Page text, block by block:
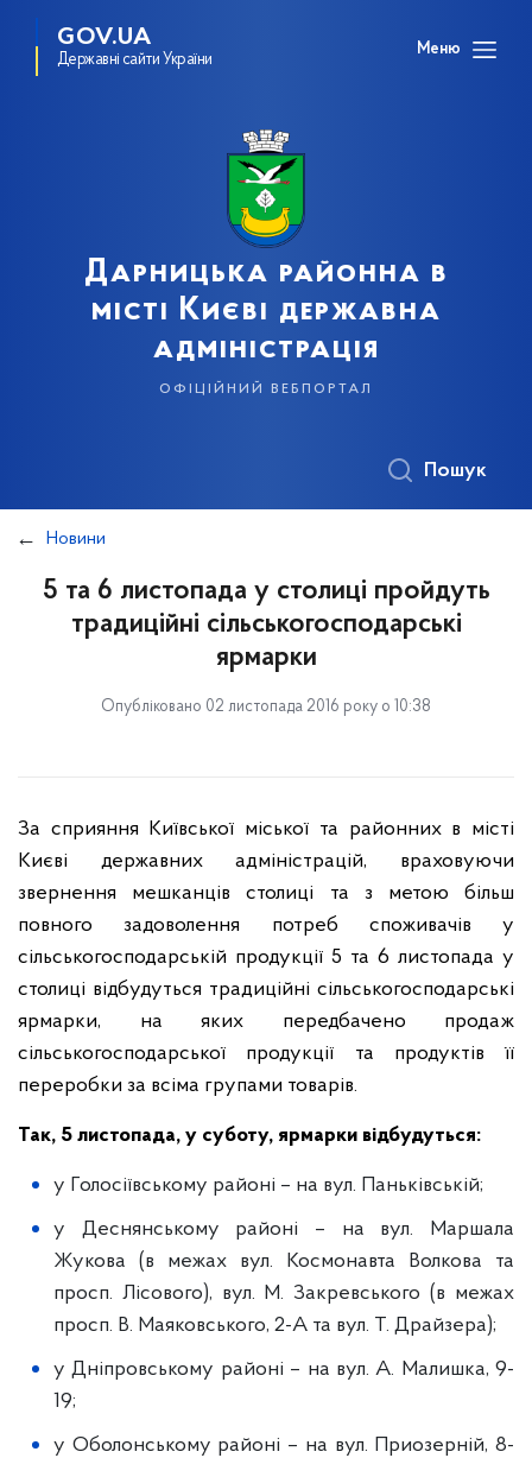
GOV.UA
Державні сайти України
Меню
Дарницька районна в
місті Києві державна
адміністрація
офіційний вебпортал
Пошук
Новини
5 та 6 листопада у столиці пройдуть
традиційні сільськогосподарські
ярмарки
Опубліковано 02 листопада 2016 року о 10:38
За сприяння Київської міської та районних в місті
Києві державних адміністрацій, враховуючи
звернення мешканців столиці та з метою більш
повного задоволення потреб споживачів у
сільськогосподарській продукції 5 та 6 листопада у
столиці відбудуться традиційні сільськогосподарські
ярмарки, на яких передбачено продаж
сільськогосподарської продукції та продуктів її
переробки за всіма групами товарів.
Так, 5 листопада, у суботу, ярмарки відбудуться:
у Голосіївському районі – на вул. Паньківській;
у Деснянському районі – на вул. Маршала
Жукова (в межах вул. Космонавта Волкова та
просп. Лісового), вул. М. Закревського (в межах
просп. В. Маяковського, 2-А та вул. Т. Драйзера);
у Дніпровському районі – на вул. А. Малишка, 9-
19;
у Оболонському районі – на вул. Приозерній, 8-